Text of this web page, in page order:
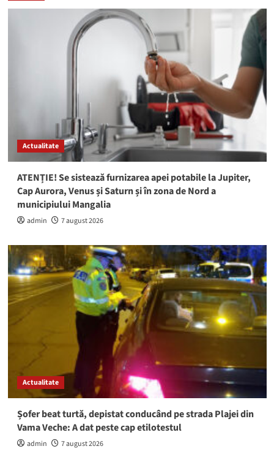
Actualitate
ATENȚIE! Se sistează furnizarea apei potabile la Jupiter,
Cap Aurora, Venus și Saturn și în zona de Nord a
municipiului Mangalia
admin 7 august 2026
Actualitate
Șofer beat turtă, depistat conducând pe strada Plajei din
Vama Veche: A dat peste cap etilotestul
admin 7 august 2026